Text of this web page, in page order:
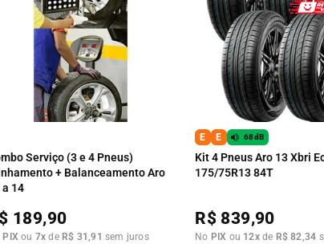
Serviço (3 e 4 Pneus)
+ Balanceamento Aro
a 14
189,90
PIX ou 7x de R$ 31 ,91 sem juros
E E 68dB
Kit 4 Pneus Aro 13 Xbri
175/75R13 84T
R$ 839,90
No PIX ou 12xde R$ 82,34